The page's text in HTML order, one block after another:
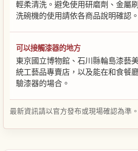
輕柔清洗。避免使用研磨劑、金屬
洗碗機的使用請依各商品說明確認。
可以接觸漆器的地方
東京國立博物館、石川縣輪島漆藝
統工藝品專賣店，以及能在和食餐
驗漆器的場合。
最新資訊請以官方發布或現場確認為準。